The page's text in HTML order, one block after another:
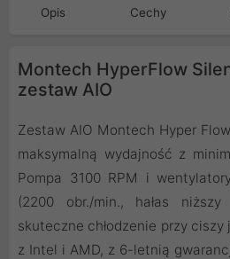
Opis Cechy
Montech HyperFlow
zestaw AIO
Zestaw AIO Montech Hyper
maksymalną wydajność z
Pompa 3100 RPM i
(2200 obr./min., hałas
skuteczne chłodzenie przy
z Intel i AMD, z 6-letnią